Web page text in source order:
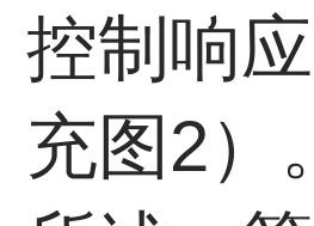
控制响
充图2）